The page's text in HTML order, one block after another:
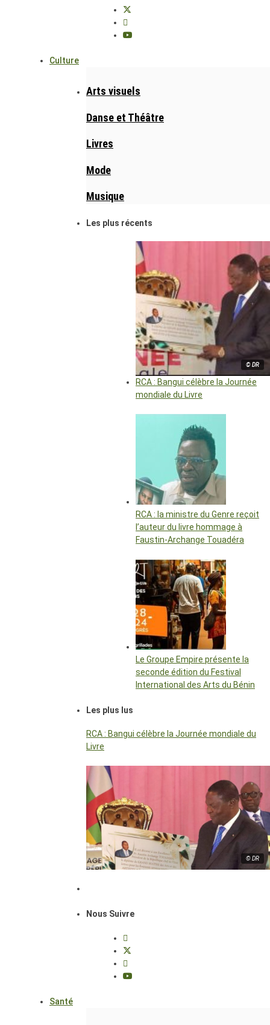
Culture
Arts visuels
Danse et Théâtre
Livres
Mode
Musique
Les plus récents
© DR
RCA : Bangui célèbre la Journée
mondiale du Livre
RCA : la ministre du Genre reçoit
l’auteur du livre hommage à
Faustin-Archange Touadéra
Le Groupe Empire présente la
seconde édition du Festival
International des Arts du Bénin
Les plus lus
RCA : Bangui célèbre la Journée mondiale du
Livre
© DR
Nous Suivre
Santé